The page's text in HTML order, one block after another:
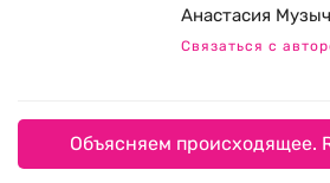
Анастасия
Связаться с
Объясняем происходящее.